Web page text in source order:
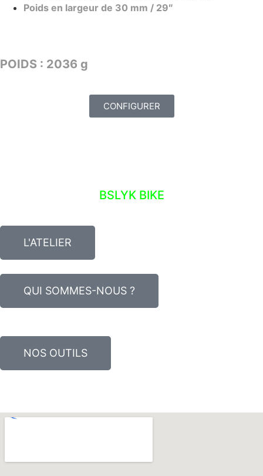
Poids en largeur de 30 mm / 29″
POIDS : 2036 g
CONFIGURER
BSLYK BIKE
L'ATELIER
QUI SOMMES-NOUS ?
NOS OUTILS